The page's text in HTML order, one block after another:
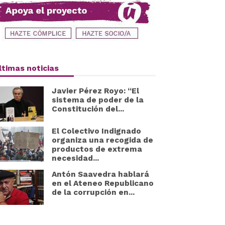
noticias
Javier Pérez Royo: “El
sistema de poder de la
Constitución del...
El Colectivo Indignado
organiza una recogida de
productos de extrema
necesidad...
Antón Saavedra hablará
en el Ateneo Republicano
de la corrupción en...